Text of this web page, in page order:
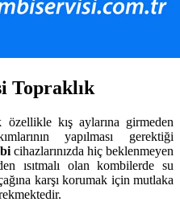
Topraklık
özellikle kış aylarına girmeden
yapılması gerektiği
cihazlarınızda hiç beklenmeyen
ısıtmalı olan kombilerde su
karşı korumak için mutlaka